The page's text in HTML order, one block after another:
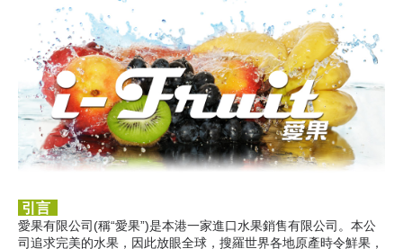
引言
愛果有限公司(稱“愛果”)是本港一家進口水果銷售有限公司。本公
司追求完美的水果，因此放眼全球，搜羅世界各地原產時令鮮果，